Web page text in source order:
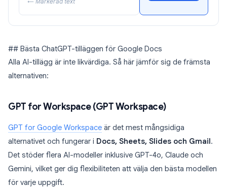
## Bästa ChatGPT-tilläggen för Google Docs
Alla AI-tillägg är inte likvärdiga. Så här jämför sig de främsta
alternativen:
GPT for Workspace (GPT Workspace)
GPT for Google Workspace är det mest mångsidiga
alternativet och fungerar i Docs, Sheets, Slides och Gmail .
Det stöder flera AI-modeller inklusive GPT-4o, Claude och
Gemini, vilket ger dig flexibiliteten att välja den bästa modellen
för varje uppgift.